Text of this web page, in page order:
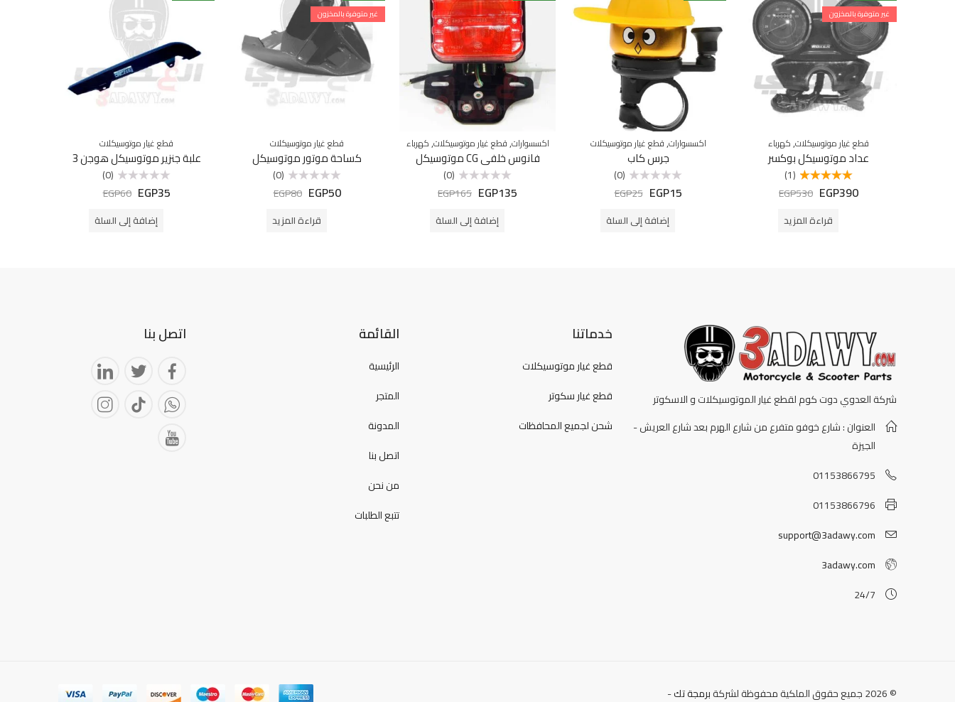
غير متوفرة بالمخزون
قطع غيار موتوسيكلات,كهرباء
عداد موتوسيكل بوكسر
5.00من 5
(1)
EGP390
EGP530
قراءة المزيد
اكسسوارات,قطع غيار موتوسيكلات
جرس كاب
التقييم
(0)
EGP15
EGP25
إضافة إلى السلة
اكسسوارات,قطع غيار موتوسيكلات,كهرباء
فانوس خلفي CG موتوسيكل
التقييم
(0)
EGP135
EGP165
إضافة إلى السلة
غير متوفرة بالمخزون
قطع غيار موتوسيكلات
كساحة موتور موتوسيكل
التقييم
(0)
EGP50
EGP80
قراءة المزيد
قطع غيار موتوسيكلات
علبة جنزير موتوسيكل هوجن 3
التقييم
(0)
EGP35
EGP60
إضافة إلى السلة
شركة العدوي دوت كوم لقطع غيار الموتوسيكلات و الاسكوتر
العنوان : شارع خوفو متفرع من شارع الهرم بعد شارع العريش -
الجيزة
01153866795
01153866796
support@3adawy.com
3adawy.com
24/7
خدماتنا
قطع غيار موتوسيكلات
قطع غيار سكوتر
شحن لجميع المحافظات
القائمة
الرئيسية
المتجر
المدونة
اتصل بنا
من نحن
تتبع الطلبات
اتصل بنا
© 2026 جميع حقوق الملكية محفوظة لشركة برمجة تك-